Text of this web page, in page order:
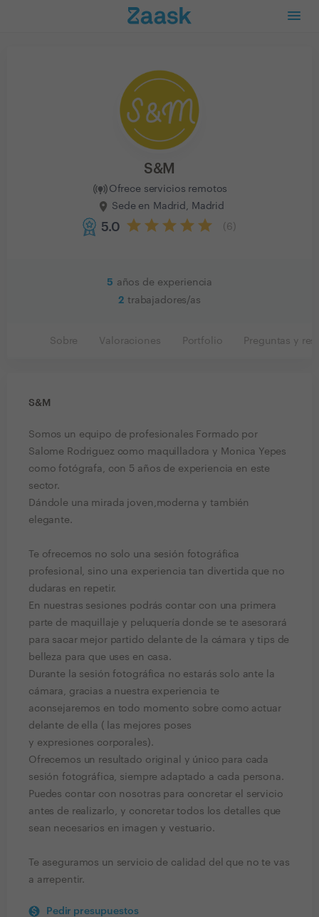
S&M
Ofrece servicios remotos
Sede en Madrid, Madrid
5.0 6
5 años de experiencia
2 trabajadores/as
Sobre Valoraciones Portfolio Preguntas y
S&M
Somos un equipo de profesionales Formado por
Salome Rodriguez como maquilladora y Monica Yepes
como fotógrafa, con 5 años de experiencia en este
sector.
Dándole una mirada joven,moderna y también
elegante.
Te ofrecemos no solo una sesión fotográfica
profesional, sino una experiencia tan divertida que no
dudaras en repetir.
En nuestras sesiones podrás contar con una primera
parte de maquillaje y peluquería donde se te asesorará
para sacar mejor partido delante de la cámara y tips de
belleza para que uses en casa.
Durante la sesión fotográfica no estarás solo ante la
cámara, gracias a nuestra experiencia te
aconsejaremos en todo momento sobre como actuar
delante de ella ( las mejores poses
y expresiones corporales).
Ofrecemos un resultado original y único para cada
sesión fotográfica, siempre adaptado a cada persona.
Puedes contar con nosotras para concretar el servicio
antes de realizarlo, y concretar todos los detalles que
sean necesarios en imagen y vestuario.
Te aseguramos un servicio de calidad del que no te vas
a arrepentir.
Pedir presupuestos